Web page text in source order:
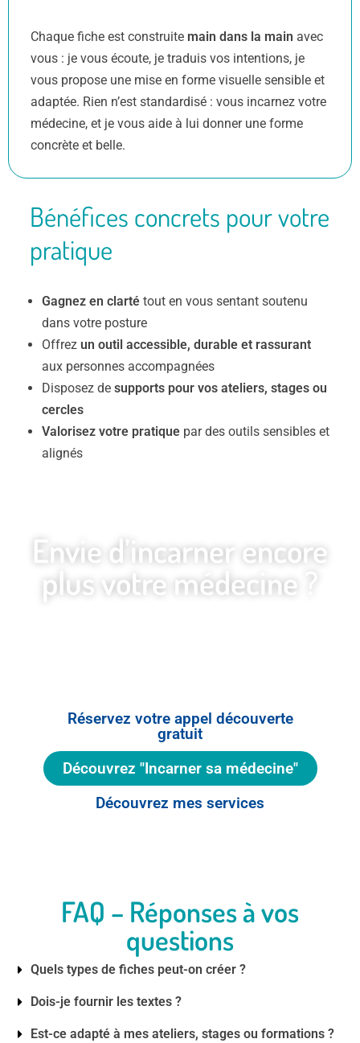
Chaque fiche est construite main dans la main avec
vous : je vous écoute, je traduis vos intentions, je
vous propose une mise en forme visuelle sensible et
adaptée. Rien n’est standardisé : vous incarnez votre
médecine, et je vous aide à lui donner une forme
concrète et belle.
Bénéfices concrets pour votre
pratique
Gagnez en clarté tout en vous sentant soutenu
dans votre posture
Offrez un outil accessible, durable et rassurant
aux personnes accompagnées
Disposez de supports pour vos ateliers, stages ou
cercles
Valorisez votre pratique par des outils sensibles et
alignés
Envie d’incarner encore
plus votre médecine ?
Réservez votre appel découverte
gratuit
Découvrez "Incarner sa médecine"
Découvrez mes services
FAQ – Réponses à vos
questions
Quels types de fiches peut-on créer ?
Dois-je fournir les textes ?
Est-ce adapté à mes ateliers, stages ou formations ?